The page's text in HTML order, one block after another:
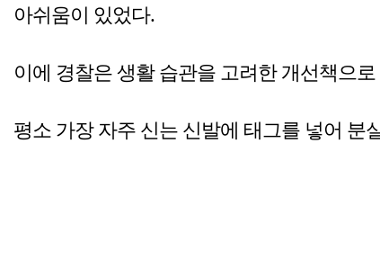
아쉬움이 있었다.
이에 경찰은 생활 습관을 고려한 개선책으
평소 가장 자주 신는 신발에 태그를 넣어 분